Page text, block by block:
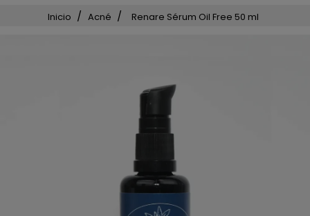
Inicio Acné Renare Sérum Oil Free 50 ml